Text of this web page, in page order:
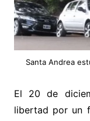
Santa Andrea
El 20 de
libertad por un